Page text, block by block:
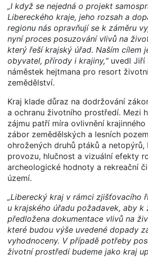
„I když se nejedná o projekt
Libereckého kraje, jeho rozsah a
regionu nás opravňují se k záměru
nyní proces posuzování vlivů na
který řeší krajský úřad. Naším cílem
obyvatel, přírody i krajiny,“uvedl Jiří
náměstek hejtmana pro resort
zemědělství.
Kraj klade důraz na dodržování
a ochranu životního prostředí. Mezi
zájmu patří míra ovlivnění krajinného
zábor zemědělských a lesních
ohrožených druhů ptáků a netopýrů,
provozu, hlučnost a vizuální efekty
archeologické hodnoty a rekreační
území.
„Liberecký kraj v rámci zjišťovacího
u krajského úřadu požadavek, aby k
předložena dokumentace vlivů na
které budou výše uvedené dopady
vyhodnoceny. V případě potřeby
životní prostředí budeme jako kraj